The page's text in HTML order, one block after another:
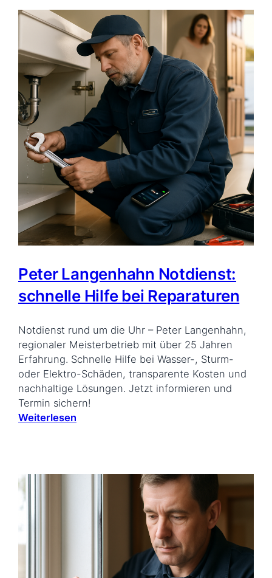
Peter Langenhahn Notdienst:
schnelle Hilfe bei Reparaturen
Notdienst rund um die Uhr – Peter Langenhahn,
regionaler Meisterbetrieb mit über 25 Jahren
Erfahrung. Schnelle Hilfe bei Wasser-, Sturm-
oder Elektro-Schäden, transparente Kosten und
nachhaltige Lösungen. Jetzt informieren und
Termin sichern!
Weiterlesen